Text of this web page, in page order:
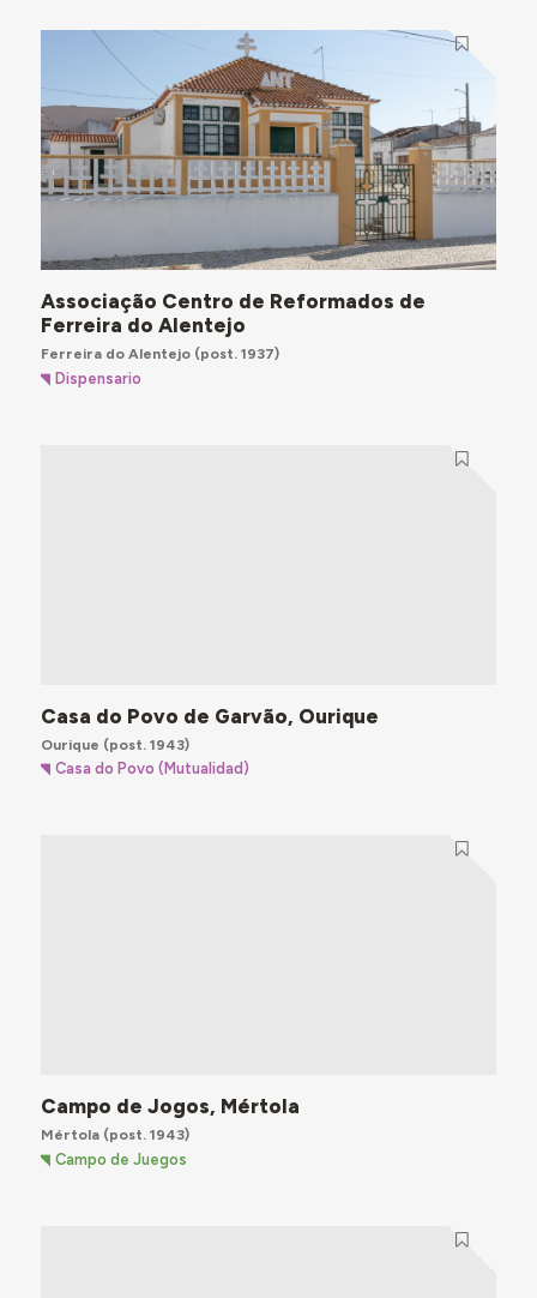
Associação Centro de Reformados de
Ferreira do Alentejo
Ferreira do Alentejo(post. 1937)
Dispensario
Casa do Povo de Garvão, Ourique
Ourique (post. 1943)
Casa do Povo (Mutualidad)
Campo de Jogos, Mértola
Mértola(post. 1943)
Campo de Juegos